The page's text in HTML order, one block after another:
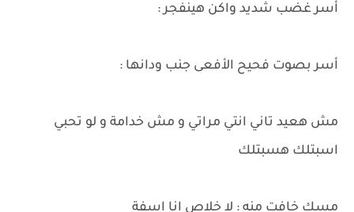
أسر غضب شديد واكن هينفجر :
أسر بصوت فحيح الأفعى جنب ودانها :
مش هعيد تاني انتي مراتي و مش خدامة و لو تحبي
اسبتلك هسبتلك
مسك خافت منه : لا خلاص انا اسفة